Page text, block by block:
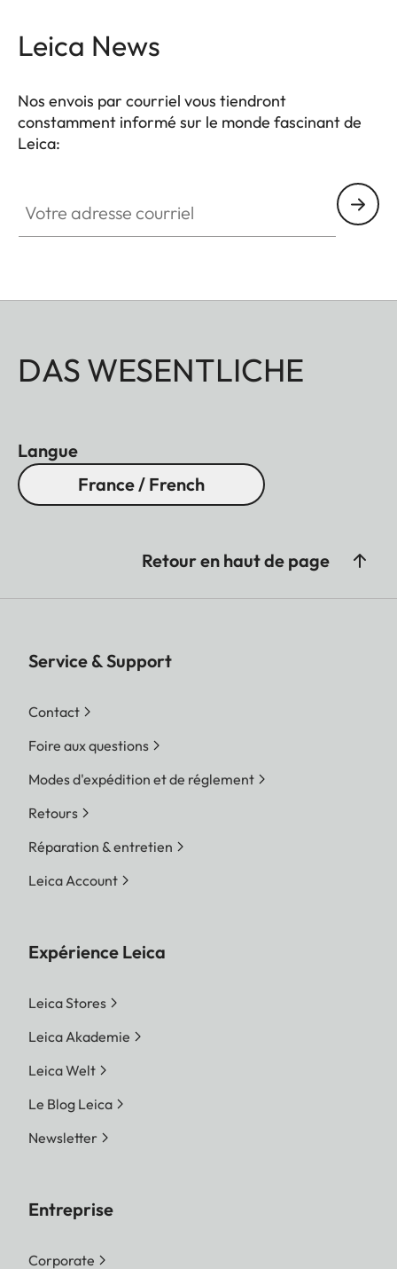
Leica News
Nos envois par courriel vous tiendront
constamment informé sur le monde fascinant de
Leica:
DAS WESENTLICHE
Langue
France / French
Retour en haut de page
Service & Support
Contact
Foire aux questions
Modes d'expédition et de réglement
Retours
Réparation & entretien
Leica Account
Expérience Leica
Leica Stores
Leica Akademie
Leica Welt
Le Blog Leica
Newsletter
Entreprise
Corporate